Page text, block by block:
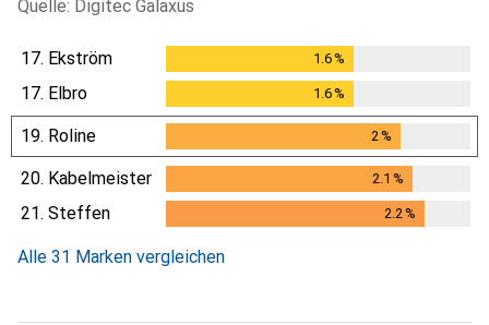
Quelle: Digitec Galaxus
17. Ekström 1.6%
17. Elbro 1.6%
19. Roline 2 %
20. Kabelmeister 2.1 %
21. Steffen 2.2 %
Alle 31 Marken vergleichen